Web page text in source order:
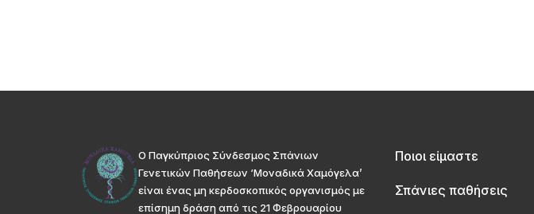
Ο Παγκύπριος Σύνδεσμος Σπάνιων
Γενετικών Παθήσεων ‘Μοναδικά Χαμόγελα’
είναι ένας μη κερδοσκοπικός οργανισμός με
επίσημη δράση από τις 21 Φεβρουαρίου
Ποιοι είμαστε
Σπάνιες παθήσεις